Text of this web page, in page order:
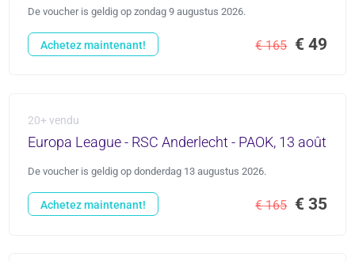
De voucher is geldig op zondag 9 augustus 2026.
€ 165 € 49
Achetez maintenant!
20+ vendu
Europa League - RSC Anderlecht - PAOK, 13 août
De voucher is geldig op donderdag 13 augustus 2026.
€ 165 € 35
Achetez maintenant!